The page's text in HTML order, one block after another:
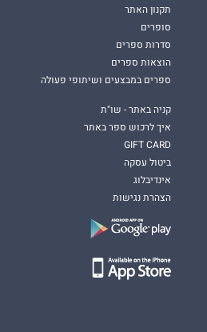
תקנון האתר
סופרים
סדרות ספרים
הוצאות ספרים
ספרים במבצעים ושיתופי פעולה
קניה באתר - שו"ת
איך לרכוש ספר באתר
GIFT CARD
ביטול עסקה
אינדיבלוג
הצהרת נגישות